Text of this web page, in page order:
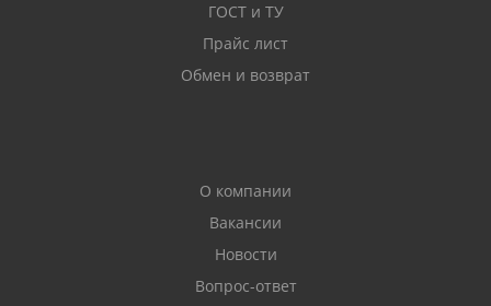
ГОСТ и ТУ
Прайс лист
Обмен и возврат
О компании
Вакансии
Новости
Вопрос-ответ